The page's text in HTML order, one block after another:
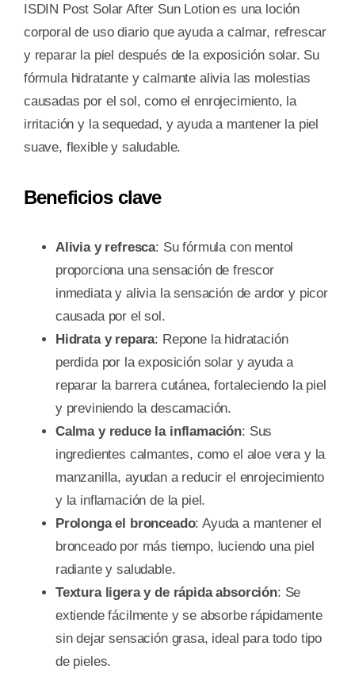
cantidad
ISDIN Post Solar After Sun Lotion es una loción
corporal de uso diario que ayuda a calmar, refrescar
y reparar la piel después de la exposición solar. Su
fórmula hidratante y calmante alivia las molestias
causadas por el sol, como el enrojecimiento, la
irritación y la sequedad, y ayuda a mantener la piel
suave, flexible y saludable.
Beneficios clave
Alivia y refresca: Su fórmula con mentol
proporciona una sensación de frescor
inmediata y alivia la sensación de ardor y picor
causada por el sol.
Hidrata y repara: Repone la hidratación
perdida por la exposición solar y ayuda a
reparar la barrera cutánea, fortaleciendo la piel
y previniendo la descamación.
Calma y reduce la inflamación: Sus
ingredientes calmantes, como el aloe vera y la
manzanilla, ayudan a reducir el enrojecimiento
y la inflamación de la piel.
Prolonga el bronceado: Ayuda a mantener el
bronceado por más tiempo, luciendo una piel
radiante y saludable.
Textura ligera y de rápida absorción: Se
extiende fácilmente y se absorbe rápidamente
sin dejar sensación grasa, ideal para todo tipo
de pieles.